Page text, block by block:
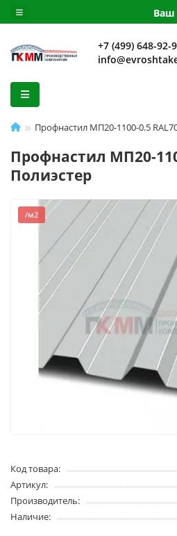
Ваш
+7 (499) 648-92-
Профнастил МП20-1100-0.5
Профнастил МП20-
Полиэстер
/м2
Код товара:
Артикул:
Производитель:
Наличие: